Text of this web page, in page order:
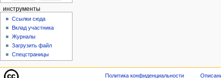
инструменты
Ссылки сюда
Вклад участника
Журналы
Загрузить файл
Спецстраницы
Политика конфиденциальности